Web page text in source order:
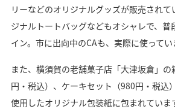
リーなどのオリジナルグッズが販売されて
ジナルトートバッグなどもオシャレで、
イン。市に出向中のCAも、実際に使ってい
また、横須賀の老舗菓子店「大津坂倉」
円・税込）、ケーキセット（980円・税込
使用したオリジナル包装紙に包まれていま